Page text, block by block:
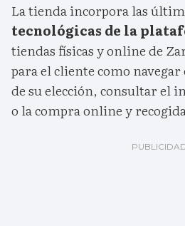
La tienda incorpora las
tecnológicas de la
tiendas físicas y online de
para el cliente como
de su elección, consultar el
o la compra online y